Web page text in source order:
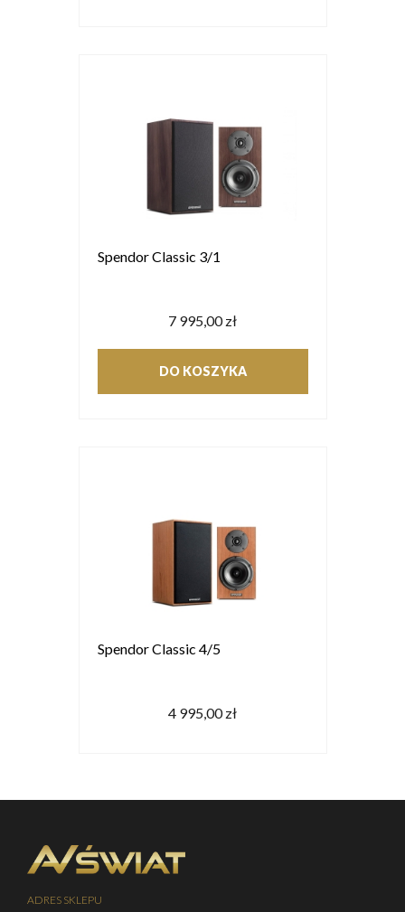
Spendor Classic 3/1
7 995,00 zł
DO KOSZYKA
Spendor Classic 4/5
4 995,00 zł
ADRES SKLEPU